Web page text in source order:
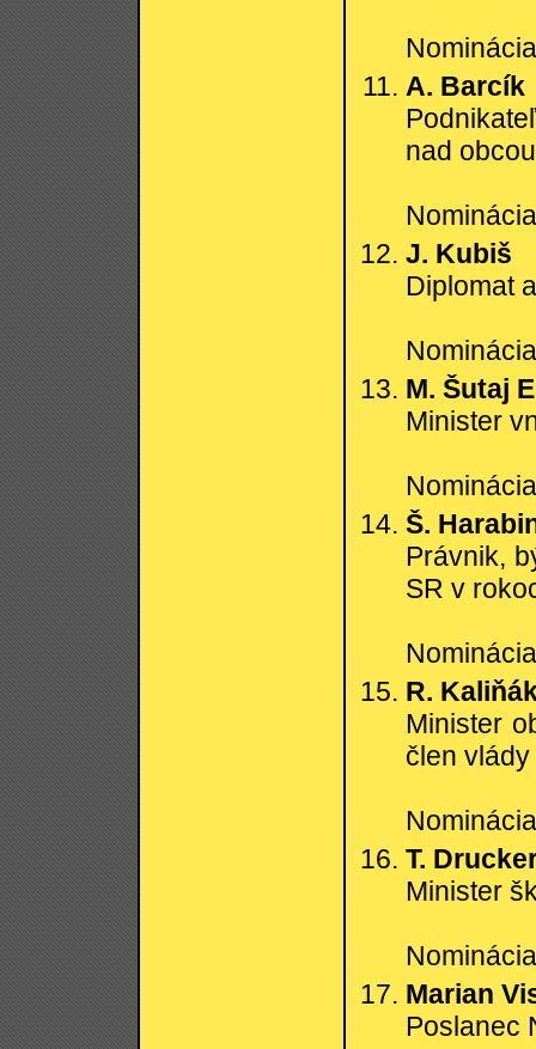
A. Barcík
nad
J. Kubiš
Diplomat
M. Šutaj
Minister
Š.
Právnik,
SR v
R.
Minister
člen vlády
T.
Minister
Marian
Poslanec